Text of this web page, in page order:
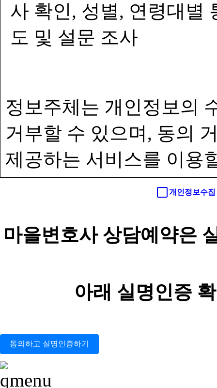
사 확인, 성별, 연령대별
도 및 설문 조사
정보주체는 개인정보의
거부할 수 있으며, 동의
제공하는 서비스를 이용
개인정보수
마을변호사 상담예약은
아래 실명인증
동의하고 실명인증하기